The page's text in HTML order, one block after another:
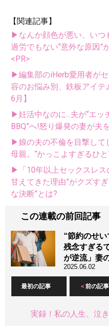
【関連記事】
▶なんか顔色が悪い、いつ
過労でもない“意外な原因”
<PR>
▶編集部のiHerb愛用者が
容のお悩み別、鉄板アイテ
6月】
▶妊活中なのに...夫が“エッ
BBQ”へ!怒り爆発の妻が夫
▶娘の夫の不倫を目撃して
母親。“かっこよすぎるひ
▶「10年以上セックスレス
甘えてきた理由”がクズす
な決断”とは?
この連載の前回記事
“節約のせ
残念すぎる
が逆流」妻
2025.06.02
最初の記事 前の記事
実録！私の人生、泣